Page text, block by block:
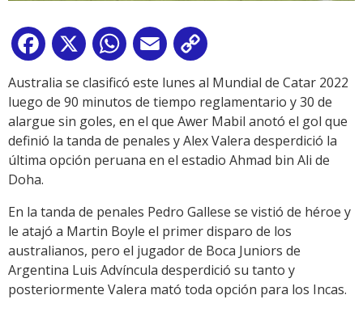
Facebook
X WhatsApp
Email
Link
Australia se clasificó este lunes al Mundial de Catar 2022
luego de 90 minutos de tiempo reglamentario y 30 de
alargue sin goles, en el que Awer Mabil anotó el gol que
definió la tanda de penales y Alex Valera desperdició la
última opción peruana en el estadio Ahmad bin Ali de
Doha.
En la tanda de penales Pedro Gallese se vistió de héroe y
le atajó a Martin Boyle el primer disparo de los
australianos, pero el jugador de Boca Juniors de
Argentina Luis Advíncula desperdició su tanto y
posteriormente Valera mató toda opción para los Incas.